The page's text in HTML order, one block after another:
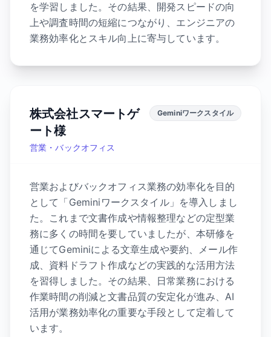
を学習しました。その結果、開発スピードの向
上や調査時間の短縮につながり、エンジニアの
業務効率化とスキル向上に寄与しています。
株式会社スマートゲ
ート様
営業・バックオフィス
Geminiワークスタイル
営業およびバックオフィス業務の効率化を目的
として「Geminiワークスタイル」を導入しまし
た。これまで文書作成や情報整理などの定型業
務に多くの時間を要していましたが、本研修を
通じてGeminiによる文章生成や要約、メール作
成、資料ドラフト作成などの実践的な活用方法
を習得しました。その結果、日常業務における
作業時間の削減と文書品質の安定化が進み、AI
活用が業務効率化の重要な手段として定着して
います。